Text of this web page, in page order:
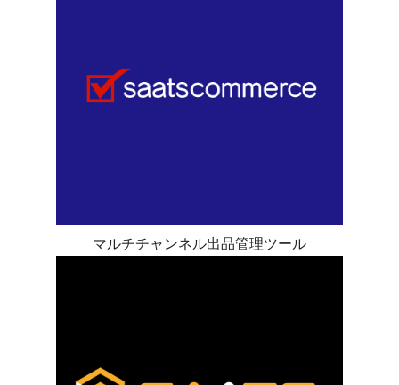
マルチチャンネル出品管理ツール